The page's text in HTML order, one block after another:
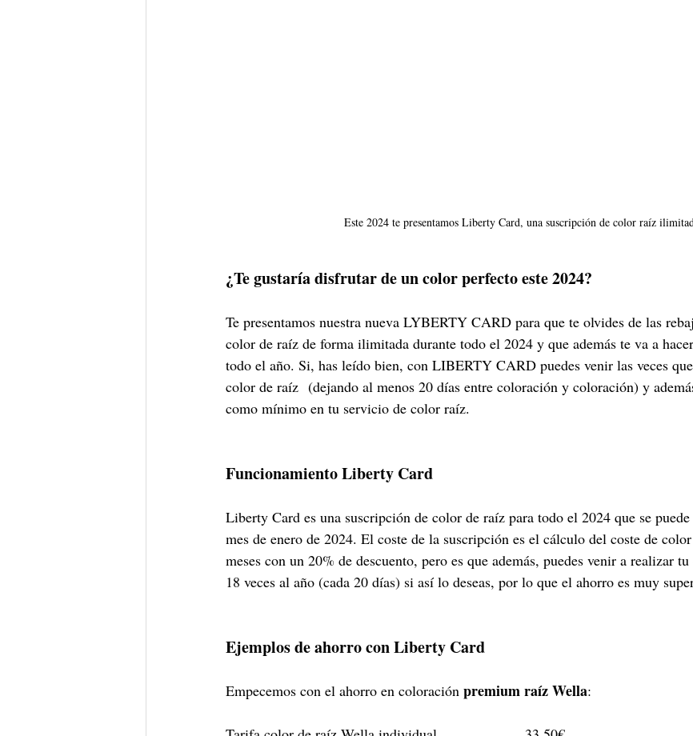
Este 2024 te presentamos Liberty Card, una suscripción de color raíz
¿Te gustaría disfrutar de un color perfecto este 2024?
Te presentamos nuestra nueva LYBERTY CARD para que te olvides de las
color de raíz de forma ilimitada durante todo el 2024 y que además te va a
todo el año. Si, has leído bien, con LIBERTY CARD puedes venir las veces
color de raíz  (dejando al menos 20 días entre coloración y coloración) y
como mínimo en tu servicio de color raíz.
Funcionamiento Liberty Card
Liberty Card es una suscripción de color de raíz para todo el 2024 que se
mes de enero de 2024. El coste de la suscripción es el cálculo del coste de
meses con un 20% de descuento, pero es que además, puedes venir a realizar
18 veces al año (cada 20 días) si así lo deseas, por lo que el ahorro es muy
Ejemplos de ahorro con Liberty Card
Empecemos con el ahorro en coloración premium raíz Wella: